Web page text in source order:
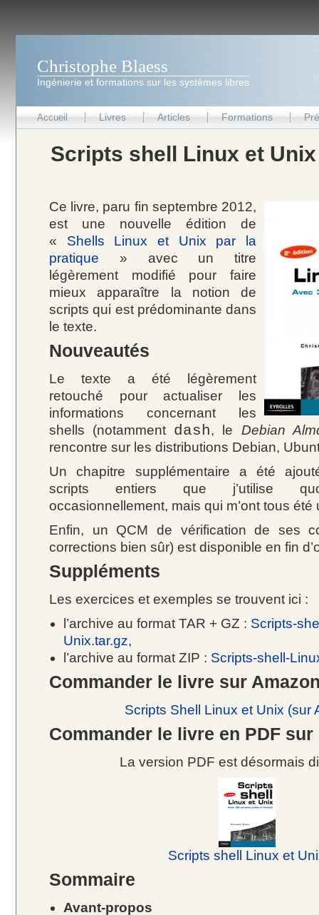
Christophe Blaess
Ingénierie et formations sur les systèmes libres
Accueil Livres Articles Formations
Scripts shell Linux et Unix
Ce livre, paru fin septembre 2012,
est une nouvelle édition de
« Shells Linux et Unix par la
pratique » avec un titre
légèrement modifié pour faire
mieux apparaître la notion de
scripts qui est prédominante dans
le texte.
Nouveautés
Le texte a été légèrement
retouché pour actualiser les
informations concernant les
shells (notamment dash, le Debian
rencontre sur les distributions Debian,
Un chapitre supplémentaire a été
scripts entiers que j’utilise
occasionnellement, mais qui m’ont tous été
Enfin, un QCM de vérification de ses
corrections bien sûr) est disponible en fin
Suppléments
Les exercices et exemples se trouvent ici :
l’archive au format TAR + GZ : Scripts-
Unix.tar.gz,
l’archive au format ZIP : Scripts-shell-
Commander le livre sur
Scripts Shell Linux et Unix (sur
Commander le livre en PDF
La version PDF est désormais
Scripts shell Linux et
Sommaire
Avant-propos